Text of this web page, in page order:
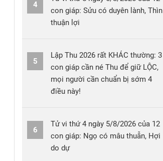
4
con giáp: Sửu có duyên lành, Thìn
thuận lợi
5
Lập Thu 2026 rất KHÁC thường: 3
con giáp cần né Thu để giữ LỘC,
mọi người cần chuẩn bị sớm 4
điều này!
6
Tử vi thứ 4 ngày 5/8/2026 của 12
con giáp: Ngọ có mâu thuẫn, Hợi
do dự